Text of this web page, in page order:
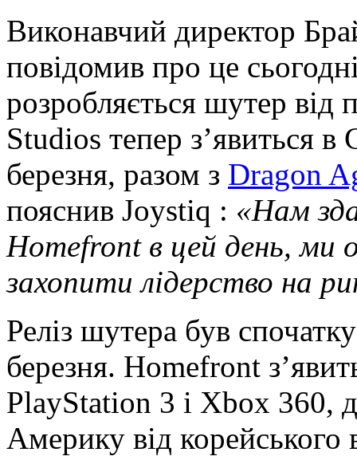
Виконавчий директор
повідомив про це
розробляється шутер від
Studios тепер з’явиться
березня, разом з Dragon
пояснив Joystiq : «Нам
Homefront в цей день, ми
захопити лідерство на
Реліз шутера був
березня. Homefront
PlayStation 3 і Xbox 360,
Америку від корейського